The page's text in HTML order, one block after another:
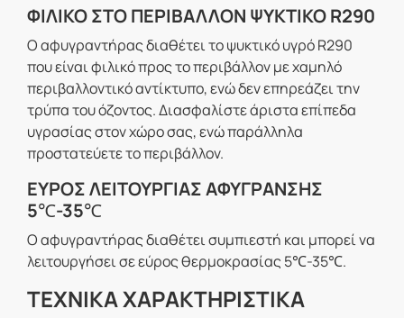
ΦΙΛΙΚΟ ΣΤΟ ΠΕΡΙΒΑΛΛΟΝ ΨΥΚΤΙΚΟ R290
Ο αφυγραντήρας διαθέτει το ψυκτικό υγρό R290
που είναι φιλικό προς το περιβάλλον με χαμηλό
περιβαλλοντικό αντίκτυπο, ενώ δεν επηρεάζει την
τρύπα του όζοντος. Διασφαλίστε άριστα επίπεδα
υγρασίας στον χώρο σας, ενώ παράλληλα
προστατεύετε το περιβάλλον.
ΕΥΡΟΣ ΛΕΙΤΟΥΡΓΙΑΣ ΑΦΥΓΡΑΝΣΗΣ
5℃-35℃
Ο αφυγραντήρας διαθέτει συμπιεστή και μπορεί να
λειτουργήσει σε εύρος θερμοκρασίας 5℃-35℃.
ΤΕΧΝΙΚΑ ΧΑΡΑΚΤΗΡΙΣΤΙΚΑ